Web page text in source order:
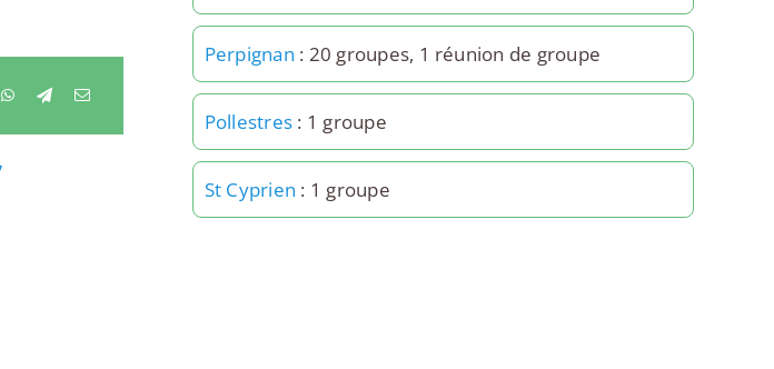
Perpignan : 20 groupes, 1 réunion de groupe
Pollestres : 1 groupe
St Cyprien : 1 groupe